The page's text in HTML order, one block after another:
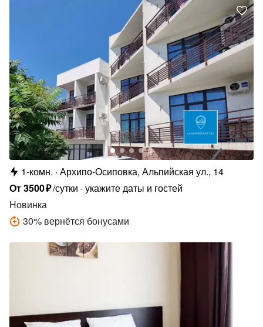
1-комн. Архипо-Осиповка, Альпийская ул., 14
От3500₽/сутки укажите даты и гостей
Новинка
30% вернётся бонусами